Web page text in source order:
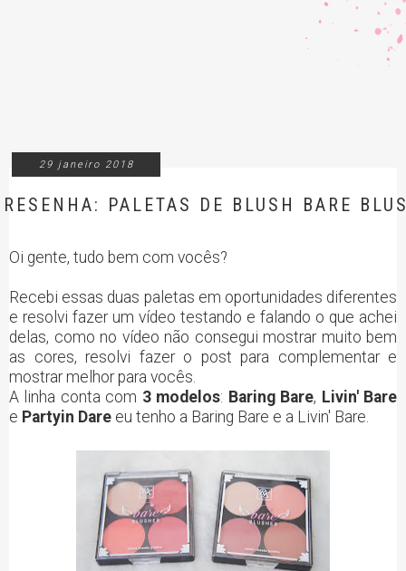
29 janeiro 2018
RESENHA: PALETAS DE BLUSH BARE
Oi gente, tudo bem com vocês?
Recebi essas duas paletas em oportunidades diferentes
e resolvi fazer um vídeo testando e falando o que achei
delas, como no vídeo não consegui mostrar muito bem
as cores, resolvi fazer o post para complementar e
mostrar melhor para vocês.
A linha conta com 3 modelos: Baring Bare, Livin' Bare
e Partyin Dare eu tenho a Baring Bare e a Livin' Bare.